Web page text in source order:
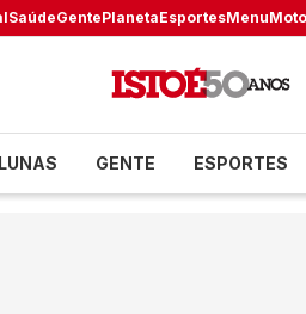
SaúdeGentePlanetaEsportesMenu
GENTE ESPORTES